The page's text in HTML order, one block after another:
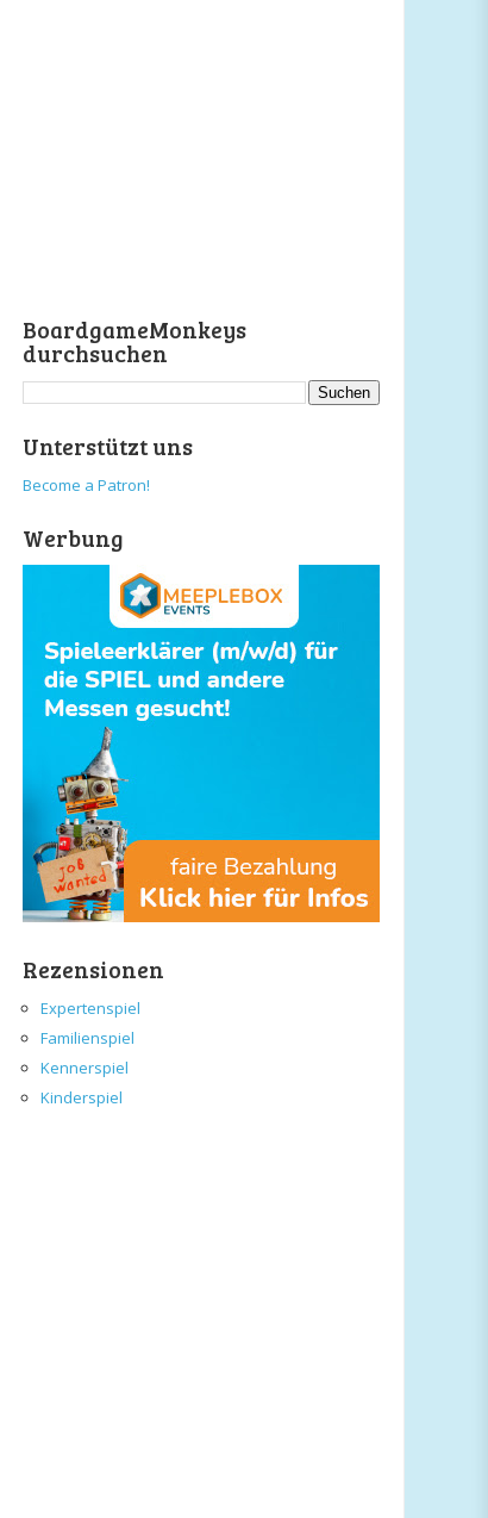
BoardgameMonkeys
durchsuchen
Unterstützt uns
Become a Patron!
Werbung
Rezensionen
Expertenspiel
Familienspiel
Kennerspiel
Kinderspiel